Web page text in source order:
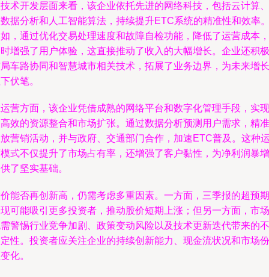
术开发层面来看，该企业依托先进的网络科技，包括云计算、
据分析和人工智能算法，持续提升ETC系统的精准性和效率
，通过优化交易处理速度和故障自检功能，降低了运营成本，
增强了用户体验，这直接推动了收入的大幅增长。企业还积极
车路协同和智慧城市相关技术，拓展了业务边界，为未来增长
伏笔。
营方面，该企业凭借成熟的网络平台和数字化管理手段，实现
效的资源整合和市场扩张。通过数据分析预测用户需求，精准
营销活动，并与政府、交通部门合作，加速ETC普及。这种
式不仅提升了市场占有率，还增强了客户黏性，为净利润暴增
了坚实基础。
能否再创新高，仍需考虑多重因素。一方面，三季报的超预期
可能吸引更多投资者，推动股价短期上涨；但另一方面，市场
警惕行业竞争加剧、政策变动风险以及技术更新迭代带来的不
性。投资者应关注企业的持续创新能力、现金流状况和市场份
化。